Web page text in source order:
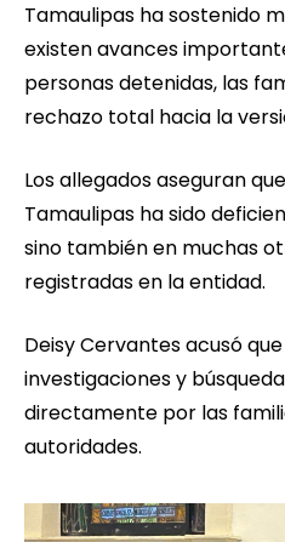
Tamaulipas ha sostenido
existen avances
personas detenidas, las
rechazo total hacia la
Los allegados aseguran
Tamaulipas ha sido
sino también en muchas
registradas en la entidad.
Deisy Cervantes acusó
investigaciones y
directamente por las
autoridades.